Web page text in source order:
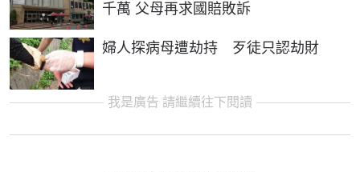
千萬 父母再求國賠敗訴
婦人探病母遭劫持 歹徒只認劫財
我是廣告 請繼續往下閱讀